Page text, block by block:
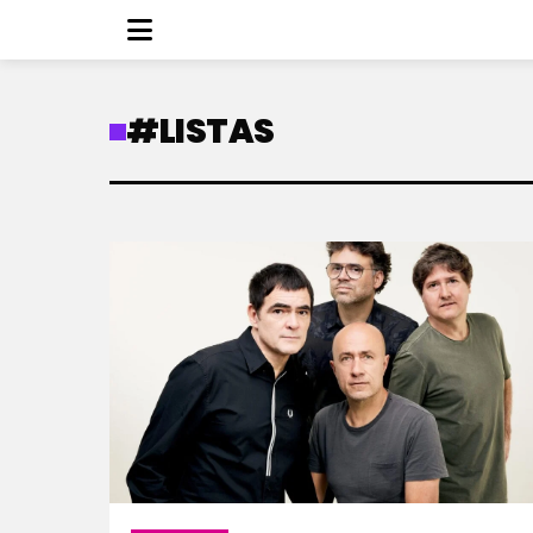
#LISTAS